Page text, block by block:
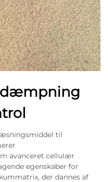
til
avanceret cellulær
egenskaber for
der dannes af